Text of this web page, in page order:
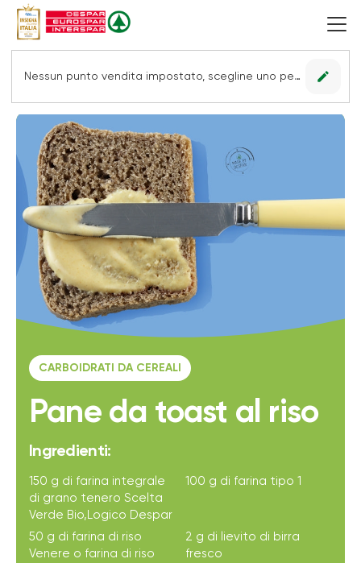
Nessun punto vendita impostato, scegline uno per vedere le offerte. edit
CARBOIDRATI DA CEREALI
Pane da toast al riso
Ingredienti:
150 g di farina integrale
di grano tenero Scelta
Verde Bio,Logico Despar
100 g di farina tipo 1
50 g di farina di riso
Venere o farina di riso
2 g di lievito di birra
fresco